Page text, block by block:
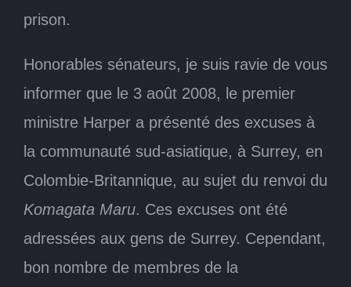
prison.
Honorables sénateurs, je suis ravie de vous
informer que le 3 août 2008, le premier
ministre Harper a présenté des excuses à
la communauté sud-asiatique, à Surrey, en
Colombie-Britannique, au sujet du renvoi du
Komagata Maru. Ces excuses ont été
adressées aux gens de Surrey. Cependant,
bon nombre de membres de la